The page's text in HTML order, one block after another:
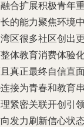
合扩展积极青年
的能力聚焦环境
区很多社区创出
体教育消费体验
真正最终自信直
接为青春和教育
紧密关联开创引
发力刷新信心状